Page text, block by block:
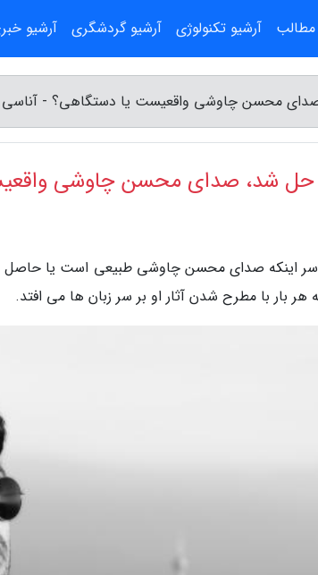
محسن چاوشی واقعیست یا دستگاهی؟ - آناسی
حل شد، صدای محسن چاوشی
سر اینکه صدای محسن چاوشی طبیعی است یا حاصل
بار با مطرح شدن آثار او بر سر زبان ها می افتد.
مطالب آرشیو تکنولوژی آرشیو گردشگری آرشیو